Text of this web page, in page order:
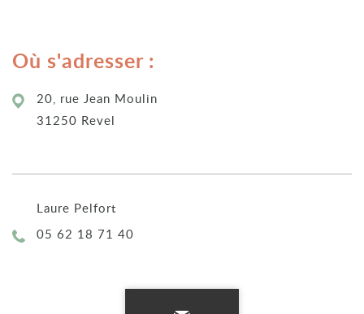
Où s'adresser :
20, rue Jean Moulin
31250 Revel
Laure Pelfort
Téléphone :
05 62 18 71 40